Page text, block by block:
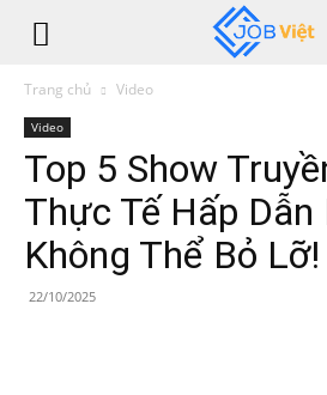
Trang chủ Video
Video
Top 5 Show
Thực Tế Hấp Dẫn
Không Thể Bỏ Lỡ!
22/10/2025